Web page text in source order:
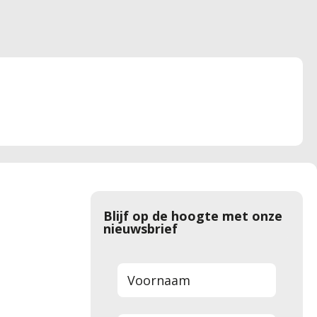
Blijf op de hoogte met onze
nieuwsbrief